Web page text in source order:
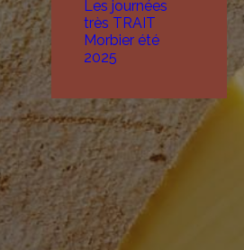
Les journées
très TRAIT
Morbier été
2025